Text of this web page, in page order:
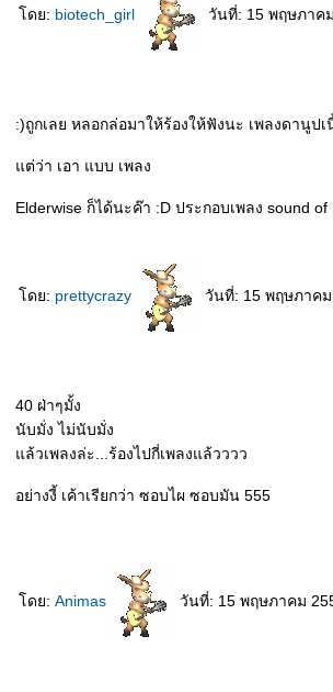
ดย: biotech_girl วันที่: 15 พฤษภาค
:)ถูกเลย หลอกล่อมาให้ร้องให้ฟังนะ เพลงดานูปเ
ต่ว่า เอา แบบ เพลง
Elderwise ก็ได้นะค๊า :D ประกอบเพลง sound
ดย: prettycrazy วันที่: 15 พฤษภาคม
40 ฝ่าๆมั้ง
นับมั่ง ไม่นับมั่ง
ล้วเพลงล่ะ...ร้องไปกี่เพลงแล้วววว
อย่างงี้ เค้าเรียกว่า ซอบไผ ซอบมัน 555
ดย: Animas วันที่: 15 พฤษภาคม